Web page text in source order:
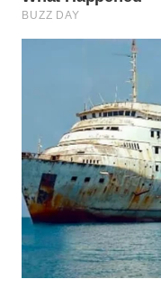
KUNINGAN
SUBANG
WN
SUKABUMI
WN
PURWAKARTA